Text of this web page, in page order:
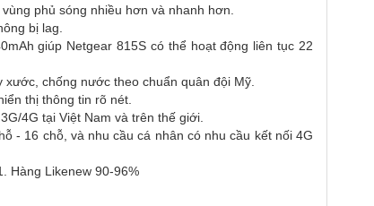
phủ sóng nhiều hơn và nhanh hơn.
bị lag.
giúp Netgear 815S có thể hoạt động liên tục 22
chống nước theo chuẩn quân đội Mỹ.
thị thông tin rõ nét.
4G tại Việt Nam và trên thế giới.
- 16 chỗ, và nhu cầu cá nhân có nhu cầu kết nối 4G
Hàng Likenew 90-96%